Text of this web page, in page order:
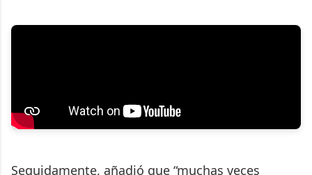
Seguidamente, añadió que “muchas veces